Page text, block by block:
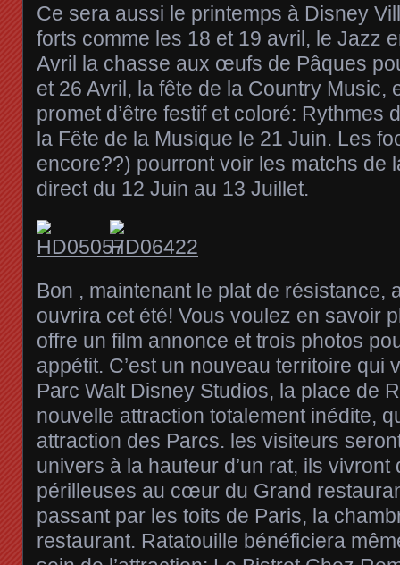
Ce sera aussi le printemps à Disney
forts comme les 18 et 19 avril, le Jazz
Avril la chasse aux œufs de Pâques
et 26 Avril, la fête de la Country Music,
promet d’être festif et coloré: Rythmes
la Fête de la Musique le 21 Juin. Les
encore??) pourront voir les matchs de
direct du 12 Juin au 13 Juillet.
Bon , maintenant le plat de résistance,
ouvrira cet été! Vous voulez en savoir
offre un film annonce et trois photos
appétit. C’est un nouveau territoire qui
Parc Walt Disney Studios, la place de
nouvelle attraction totalement inédite,
attraction des Parcs. les visiteurs
univers à la hauteur d’un rat, ils
périlleuses au cœur du Grand
passant par les toits de Paris, la
restaurant. Ratatouille bénéficiera